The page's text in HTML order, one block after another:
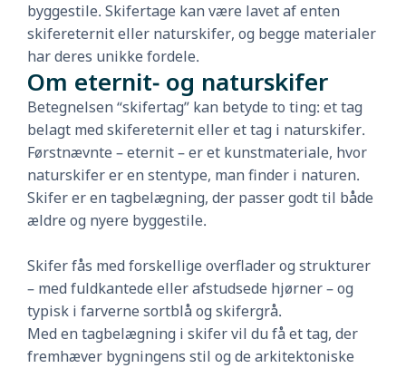
byggestile. Skifertage kan være lavet af enten
skifereternit eller naturskifer, og begge materialer
har deres unikke fordele.
Om eternit- og naturskifer
Betegnelsen “skifertag” kan betyde to ting: et tag
belagt med skifereternit eller et tag i naturskifer.
Førstnævnte – eternit – er et kunstmateriale, hvor
naturskifer er en stentype, man finder i naturen.
Skifer er en tagbelægning, der passer godt til både
ældre og nyere byggestile.
Skifer fås med forskellige overflader og strukturer
– med fuldkantede eller afstudsede hjørner – og
typisk i farverne sortblå og skifergrå.
Med en tagbelægning i skifer vil du få et tag, der
fremhæver bygningens stil og de arkitektoniske